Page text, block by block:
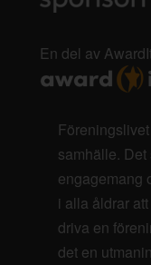
En del av
samhälle.
engagemang
i alla åldrar
driva en
det en